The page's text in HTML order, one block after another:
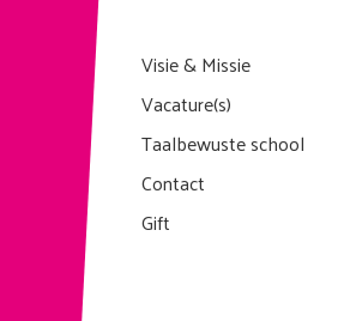
Visie & Missie
Vacature(s)
Taalbewuste school
Contact
Gift